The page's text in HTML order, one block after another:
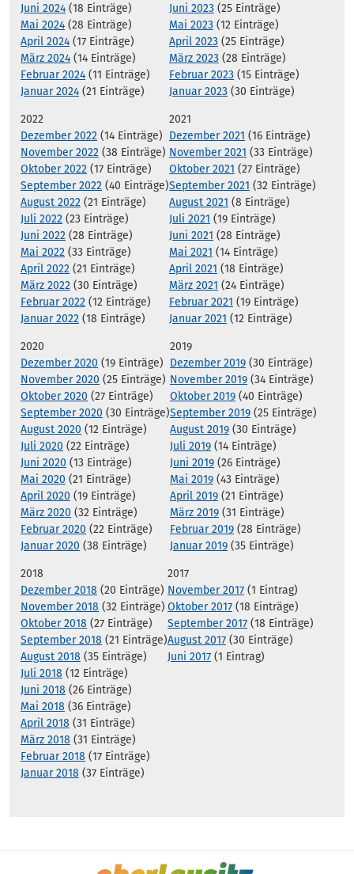
Juni 2024 (18 Einträge)
Mai 2024 (28 Einträge)
April 2024 (17 Einträge)
März 2024 (14 Einträge)
Februar 2024 (11 Einträge)
Januar 2024 (21 Einträge)
Juni 2023 (25 Einträge)
Mai 2023 (12 Einträge)
April 2023 (25 Einträge)
März 2023 (28 Einträge)
Februar 2023 (15 Einträge)
Januar 2023 (30 Einträge)
2022
Dezember 2022 (14 Einträge)
November 2022 (38 Einträge)
Oktober 2022 (17 Einträge)
September 2022 (40 Einträge)
August 2022 (21 Einträge)
Juli 2022 (23 Einträge)
Juni 2022 (28 Einträge)
Mai 2022 (33 Einträge)
April 2022 (21 Einträge)
März 2022 (30 Einträge)
Februar 2022 (12 Einträge)
Januar 2022 (18 Einträge)
2021
Dezember 2021 (16 Einträge)
November 2021 (33 Einträge)
Oktober 2021 (27 Einträge)
September 2021 (32 Einträge)
August 2021 (8 Einträge)
Juli 2021 (19 Einträge)
Juni 2021 (28 Einträge)
Mai 2021 (14 Einträge)
April 2021 (18 Einträge)
März 2021 (24 Einträge)
Februar 2021 (19 Einträge)
Januar 2021 (12 Einträge)
2020
Dezember 2020 (19 Einträge)
November 2020 (25 Einträge)
Oktober 2020 (27 Einträge)
September 2020 (30 Einträge)
August 2020 (12 Einträge)
Juli 2020 (22 Einträge)
Juni 2020 (13 Einträge)
Mai 2020 (21 Einträge)
April 2020 (19 Einträge)
März 2020 (32 Einträge)
Februar 2020 (22 Einträge)
Januar 2020 (38 Einträge)
2019
Dezember 2019 (30 Einträge)
November 2019 (34 Einträge)
Oktober 2019 (40 Einträge)
September 2019 (25 Einträge)
August 2019 (30 Einträge)
Juli 2019 (14 Einträge)
Juni 2019 (26 Einträge)
Mai 2019 (43 Einträge)
April 2019 (21 Einträge)
März 2019 (31 Einträge)
Februar 2019 (28 Einträge)
Januar 2019 (35 Einträge)
2018
Dezember 2018 (20 Einträge)
November 2018 (32 Einträge)
Oktober 2018 (27 Einträge)
September 2018 (21 Einträge)
August 2018 (35 Einträge)
Juli 2018 (12 Einträge)
Juni 2018 (26 Einträge)
Mai 2018 (36 Einträge)
April 2018 (31 Einträge)
März 2018 (31 Einträge)
Februar 2018 (17 Einträge)
Januar 2018 (37 Einträge)
2017
November 2017 (1 Eintrag)
Oktober 2017 (18 Einträge)
September 2017 (18 Einträge)
August 2017 (30 Einträge)
Juni 2017 (1 Eintrag)